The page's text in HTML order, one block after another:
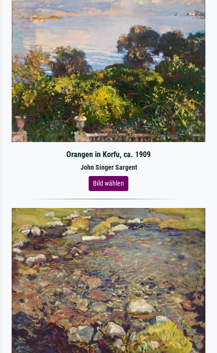
Orangen in Korfu, ca. 1909
John Singer Sargent
Bild wählen